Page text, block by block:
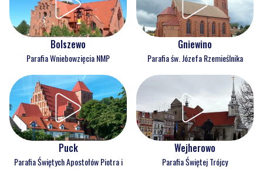
Bolszewo
Parafia Wniebowzięcia NMP
Gniewino
Parafia św. Józefa Rzemieślnika
Puck
Parafia Świętych Apostołów Piotra i
Wejherowo
Parafia Świętej Trójcy